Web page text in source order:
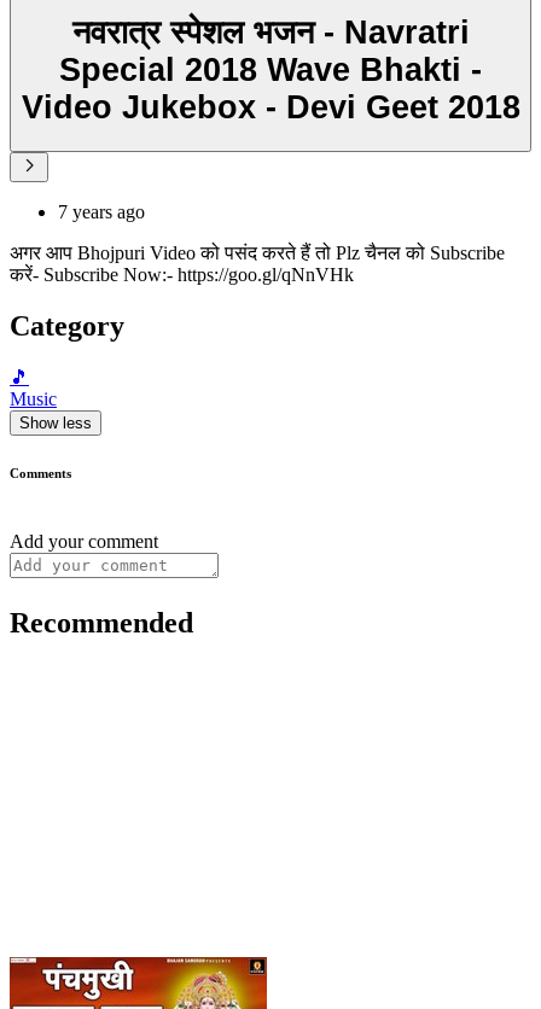
नवरात्र स्पेशल भजन - Navratri
Special 2018 Wave Bhakti -
Video Jukebox - Devi Geet 2018
7 years ago
अगर आप Bhojpuri Video को पसंद करते हैं तो Plz चैनल को Subscribe
करें- Subscribe Now:- https://goo.gl/qNnVHk
Category
🎵
Music
Show less
Comments
Add your comment
Recommended